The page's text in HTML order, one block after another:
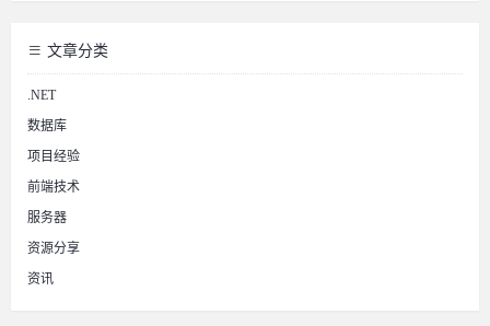
文章分类
.NET
数据库
项目经验
前端技术
服务器
资源分享
资讯